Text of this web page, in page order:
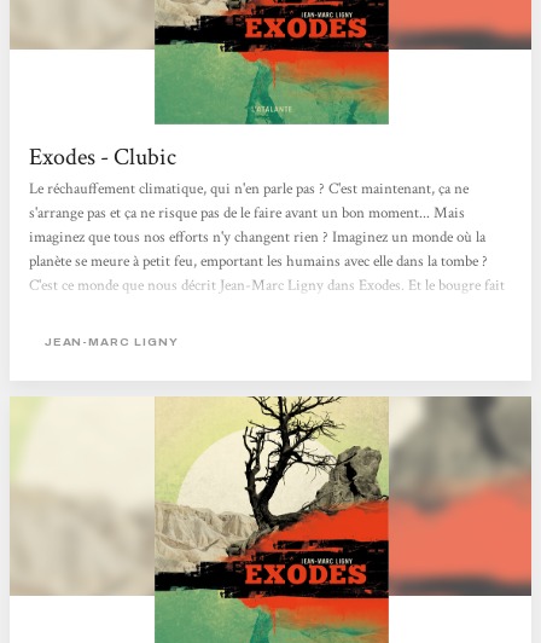
Exodes - Clubic
Le réchauffement climatique, qui n'en parle pas ? C'est maintenant, ça ne
s'arrange pas et ça ne risque pas de le faire avant un bon moment... Mais
imaginez que tous nos efforts n'y changent rien ? Imaginez un monde où la
planète se meure à petit feu, emportant les humains avec elle dans la tombe ?
C'est ce monde que nous décrit Jean-Marc Ligny dans Exodes. Et le bougre fait
apocalyptique. Ma recommandation ? Foncez dans ce livre tête baissée ! Comme
JEAN-MARC LIGNY